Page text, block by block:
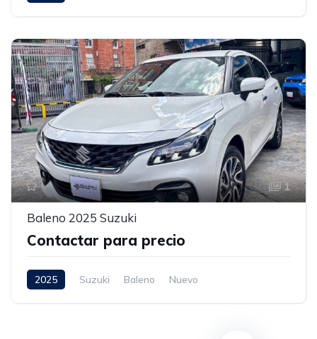
1
Baleno 2025 Suzuki
Contactar para precio
2025 Suzuki Baleno Nuevo